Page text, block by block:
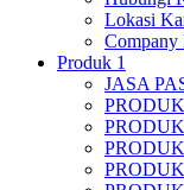
Lokasi
Company
Produk 1
JASA